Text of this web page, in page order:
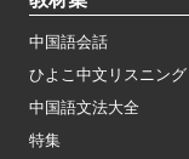
中国語会話
ひよこ中文リスニング
中国語文法大全
特集